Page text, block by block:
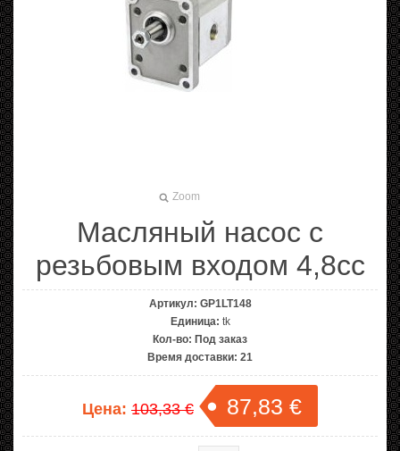
Zoom
Масляный насос с
резьбовым входом 4,8cc
Артикул: GP1LT148
Единица: tk
Кол-во: Под заказ
Время доставки: 21
Цена: 103,33 € 87,83 €